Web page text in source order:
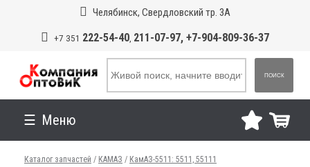
Челябинск, Свердловский тр. 3А
+7 351 222-54-40, 211-07-97, +7-904-809-36-37
ПОИСК
Меню
Каталог запчастей / КАМАЗ / КамАЗ-5511: 5511, 55111